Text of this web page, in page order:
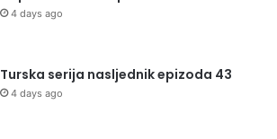
4 days ago
Turska serija nasljednik epizoda 43
4 days ago